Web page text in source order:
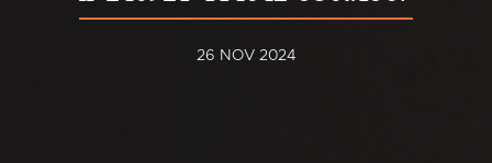
26 NOV 2024